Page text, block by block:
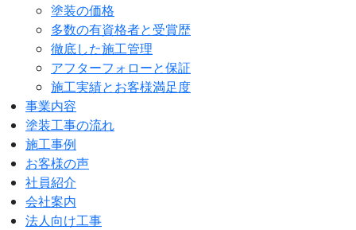
塗装の価格
多数の有資格者と受賞歴
徹底した施工管理
アフターフォローと保証
施工実績とお客様満足度
事業内容
塗装工事の流れ
施工事例
お客様の声
社員紹介
会社案内
法人向け工事